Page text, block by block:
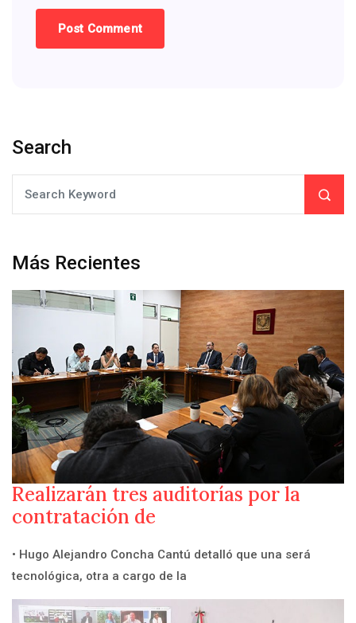
Search
Más Recientes
Realizarán tres auditorías por la
contratación de
• Hugo Alejandro Concha Cantú detalló que una será
tecnológica, otra a cargo de la